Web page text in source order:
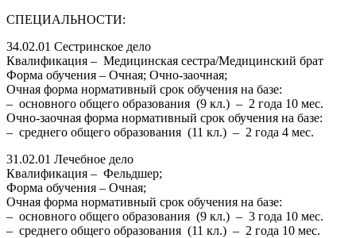
СПЕЦИАЛЬНОСТИ:
34.02.01 Сестринское дело
Квалификация – Медицинская сестра/Медицинский брат
Форма обучения – Очная; Очно-заочная;
Очная форма нормативный срок обучения на базе:
– основного общего образования (9 кл.) – 2 года 10 мес.
Очно-заочная форма нормативный срок обучения на базе:
– среднего общего образования (11 кл.) – 2 года 4 мес.
31.02.01 Лечебное дело
Квалификация – Фельдшер;
Форма обучения – Очная;
Очная форма нормативный срок обучения на базе:
– основного общего образования (9 кл.) – 3 года 10 мес.
– среднего общего образования (11 кл.) – 2 года 10 мес.